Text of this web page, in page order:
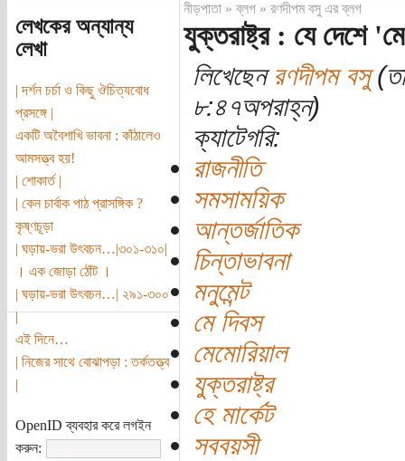
লেখকের অন্যান্য
লেখা
| দর্শন চর্চা ও কিছু ঔচিত্যবোধ
প্রসঙ্গে |
একটি অবৈশাখি ভাবনা : কাঁঠালেও
আমসত্ত্ব হয়!
| শোকার্ত |
| কেন চার্বাক পাঠ প্রাসঙ্গিক ?
কৃষ্ণচূড়া
| ঘড়ায়-ভরা উৎবচন…|৩০১-৩১০|
। এক জোড়া ঠোঁট ।
| ঘড়ায়-ভরা উৎবচন…| ২৯১-৩০০
|
এই দিনে…
| নিজের সাথে বোঝাপড়া : তর্কতত্ত্ব
|
OpenID ব্যবহার করে লগইন
করুন:
নীড়পাতা »ব্লগ »রণদীপম বসু এর ব্লগ
যুক্তরাষ্ট্র : যে দেশে
লিখেছেনরণদীপম বসু
৮:৪৭অপরাহ্ন)
ক্যাটেগরি:
রাজনীতি
সমসাময়িক
আন্তর্জাতিক
চিন্তাভাবনা
মনুমেন্ট
মে দিবস
মেমোরিয়াল
যুক্তরাষ্ট্র
হে মার্কেট
সববয়সী